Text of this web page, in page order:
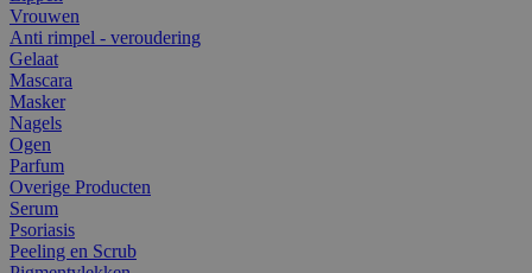
Vrouwen
Anti rimpel - veroudering
Gelaat
Mascara
Masker
Nagels
Ogen
Parfum
Overige Producten
Serum
Psoriasis
Peeling en Scrub